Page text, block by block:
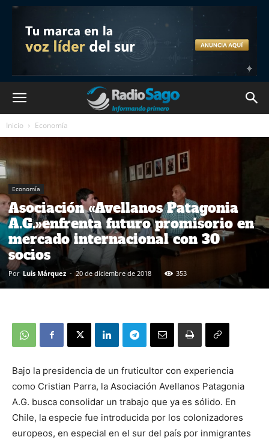
Inicio Economía
Economía
Asociación «Avellanos Patagonia
A.G.»enfrenta futuro promisorio en
mercado internacional con 30
socios
Por Luis Márquez - 20 de diciembre de 2018 353
Bajo la presidencia de un fruticultor con experiencia
como Cristian Parra, la Asociación Avellanos Patagonia
A.G. busca consolidar un trabajo que ya es sólido. En
Chile, la especie fue introducida por los colonizadores
europeos, en especial en el sur del país por inmigrantes